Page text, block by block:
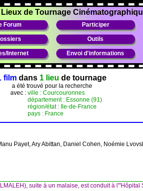
Lieux de Tournage
Forum Participer
Outils
Internet Envoi d'informations
film dans 1 lieu de tournage
a été trouvé pour la recherche
avec : ville : Courcouronnes
département : Essonne (91)
région/état : Ile-de-France
pays : France
Payet, Ary Abittan, Daniel Cohen, Noémie
suite à un malaise, est conduit à l'"Hôpital